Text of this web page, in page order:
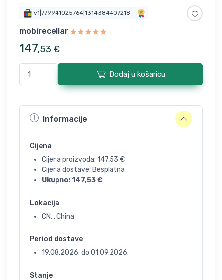
v1|779941025764|1314384407218
mobirecellar
147,53 €
Dodaj u košaricu
Informacije
Cijena
Cijena proizvoda: 147,53 €
Cijena dostave: Besplatna
Ukupno:147,53€
Lokacija
CN, , China
Period dostave
19.08.2026. do 01.09.2026.
Stanje